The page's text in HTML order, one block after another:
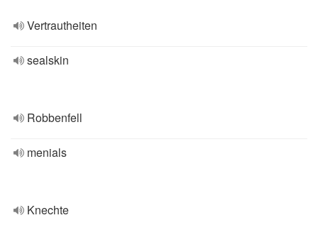
Vertrautheiten
sealskin
Robbenfell
menials
Knechte